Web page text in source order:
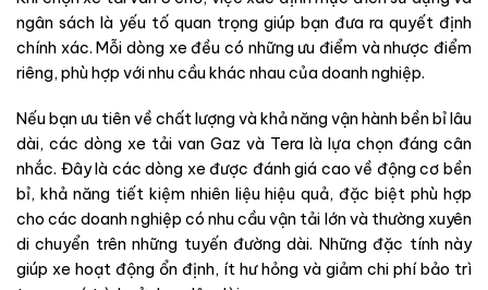
ngân sách là yếu tố quan trọng giúp bạn đưa ra quyết định
chính xác. Mỗi dòng xe đều có những ưu điểm và nhược điểm
riêng, phù hợp với nhu cầu khác nhau của doanh nghiệp.
Nếu bạn ưu tiên về chất lượng và khả năng vận hành bền bỉ lâu
dài, các dòng xe tải van Gaz và Tera là lựa chọn đáng cân
nhắc. Đây là các dòng xe được đánh giá cao về động cơ bền
bỉ, khả năng tiết kiệm nhiên liệu hiệu quả, đặc biệt phù hợp
cho các doanh nghiệp có nhu cầu vận tải lớn và thường xuyên
di chuyển trên những tuyến đường dài. Những đặc tính này
giúp xe hoạt động ổn định, ít hư hỏng và giảm chi phí bảo trì